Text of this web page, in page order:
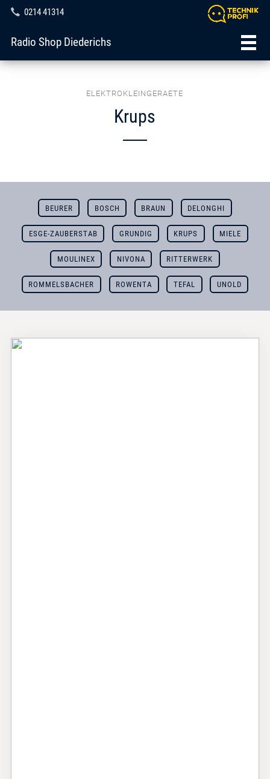
0214 41314
Radio Shop Diederichs
ELEKTROKLEINGERAETE
Krups
BEURER BOSCH BRAUN DELONGHI
ESGE-ZAUBERSTAB GRUNDIG KRUPS MIELE
MOULINEX NIVONA RITTERWERK
ROMMELSBACHER ROWENTA TEFAL UNOLD